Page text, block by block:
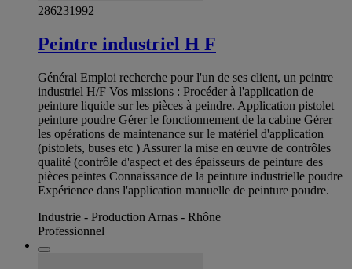
286231992
Peintre industriel H F
Général Emploi recherche pour l'un de ses client, un peintre
industriel H/F Vos missions : Procéder à l'application de
peinture liquide sur les pièces à peindre. Application pistolet
peinture poudre Gérer le fonctionnement de la cabine Gérer
les opérations de maintenance sur le matériel d'application
(pistolets, buses etc ) Assurer la mise en œuvre de contrôles
qualité (contrôle d'aspect et des épaisseurs de peinture des
pièces peintes Connaissance de la peinture industrielle poudre
Expérience dans l'application manuelle de peinture poudre.
Industrie - Production Arnas - Rhône
Professionnel